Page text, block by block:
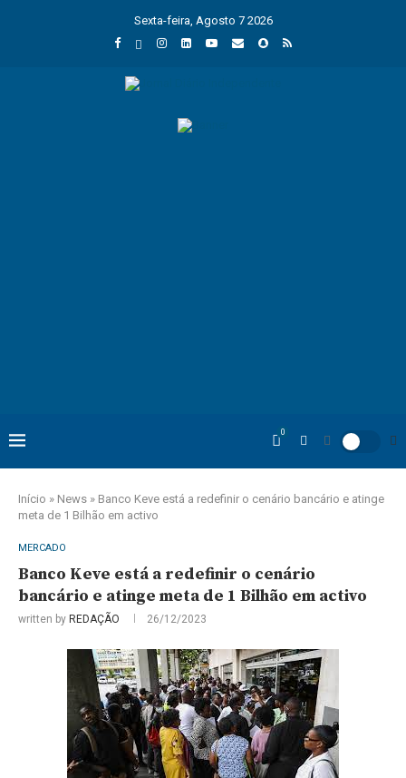
Sexta-feira, Agosto 7 2026
0
Início » News » Banco Keve está a redefinir o cenário bancário e atinge
meta de 1 Bilhão em activo
MERCADO
Banco Keve está a redefinir o cenário
bancário e atinge meta de 1 Bilhão em activo
written by REDAÇÃO 26/12/2023